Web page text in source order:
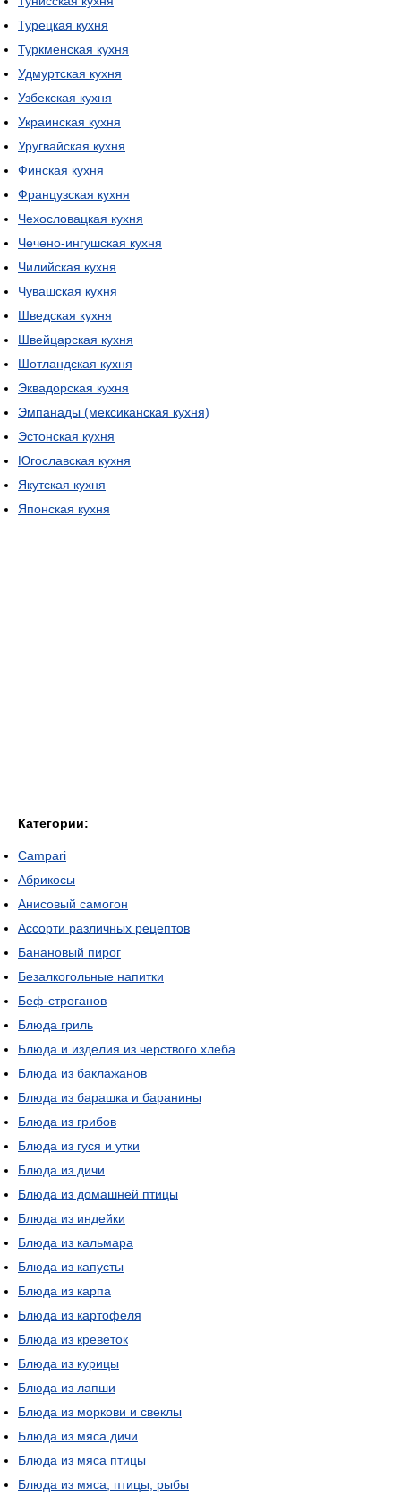
Турецкая кухня
Туркменская кухня
Удмуртская кухня
Узбекская кухня
Украинская кухня
Уругвайская кухня
Финская кухня
Французская кухня
Чехословацкая кухня
Чечено-ингушская кухня
Чилийская кухня
Чувашская кухня
Шведская кухня
Швейцарская кухня
Шотландская кухня
Эквадорская кухня
Эмпанады (мексиканская кухня)
Эстонская кухня
Югославская кухня
Якутская кухня
Японская кухня
Категории:
Campari
Абрикосы
Анисовый самогон
Ассорти различных рецептов
Банановый пирог
Безалкогольные напитки
Беф-строганов
Блюда гриль
Блюда и изделия из черствого хлеба
Блюда из баклажанов
Блюда из барашка и баранины
Блюда из грибов
Блюда из гуся и утки
Блюда из дичи
Блюда из домашней птицы
Блюда из индейки
Блюда из кальмара
Блюда из капусты
Блюда из карпа
Блюда из картофеля
Блюда из креветок
Блюда из курицы
Блюда из лапши
Блюда из моркови и свеклы
Блюда из мяса дичи
Блюда из мяса птицы
Блюда из мяса, птицы, рыбы